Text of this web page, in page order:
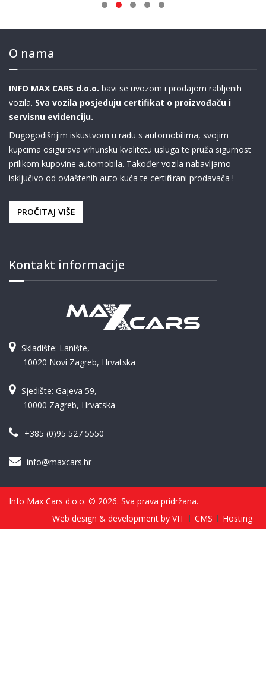
O nama
INFO MAX CARS d.o.o. bavi se uvozom i prodajom rabljenih
vozila. Sva vozila posjeduju certifikat o proizvođaču i
servisnu evidenciju.
Dugogodišnjim iskustvom u radu s automobilima, svojim
kupcima osigurava vrhunsku kvalitetu usluga te pruža sigurnost
prilikom kupovine automobila. Također vozila nabavljamo
isključivo od ovlaštenih auto kuća te certificirani prodavača !
PROČITAJ VIŠE
Kontakt informacije
Skladište: Lanište,
10020 Novi Zagreb, Hrvatska
Sjedište: Gajeva 59,
10000 Zagreb, Hrvatska
+385 (0)95 527 5550
info@maxcars.hr
Info Max Cars d.o.o. © 2026. Sva prava pridržana.
Web design & development by VIT
CMS Hosting